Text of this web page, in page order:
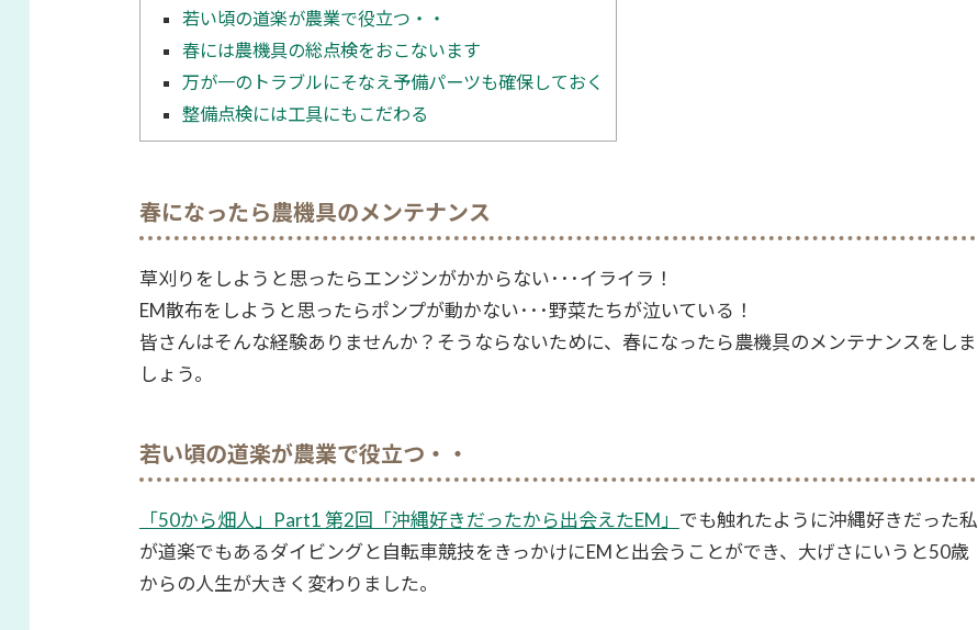
若い頃の道楽が農業で役立つ・・
春には農機具の総点検をおこないます
万が一のトラブルにそなえ予備パーツも確保しておく
整備点検には工具にもこだわる
春になったら農機具のメンテナンス
草刈りをしようと思ったらエンジンがかからない･･･イライラ！
EM散布をしようと思ったらポンプが動かない･･･野菜たちが泣いている！
皆さんはそんな経験ありませんか？そうならないために、春になったら農機具のメンテナンスをしま
しょう。
若い頃の道楽が農業で役立つ・・
「50から畑人」 Part1第2回「沖縄好きだったから出会えたEM 」 でも触れたように沖縄好きだった私
が道楽でもあるダイビングと自転車競技をきっかけにEMと出会うことができ、大げさにいうと50歳
からの人生が大きく変わりました。